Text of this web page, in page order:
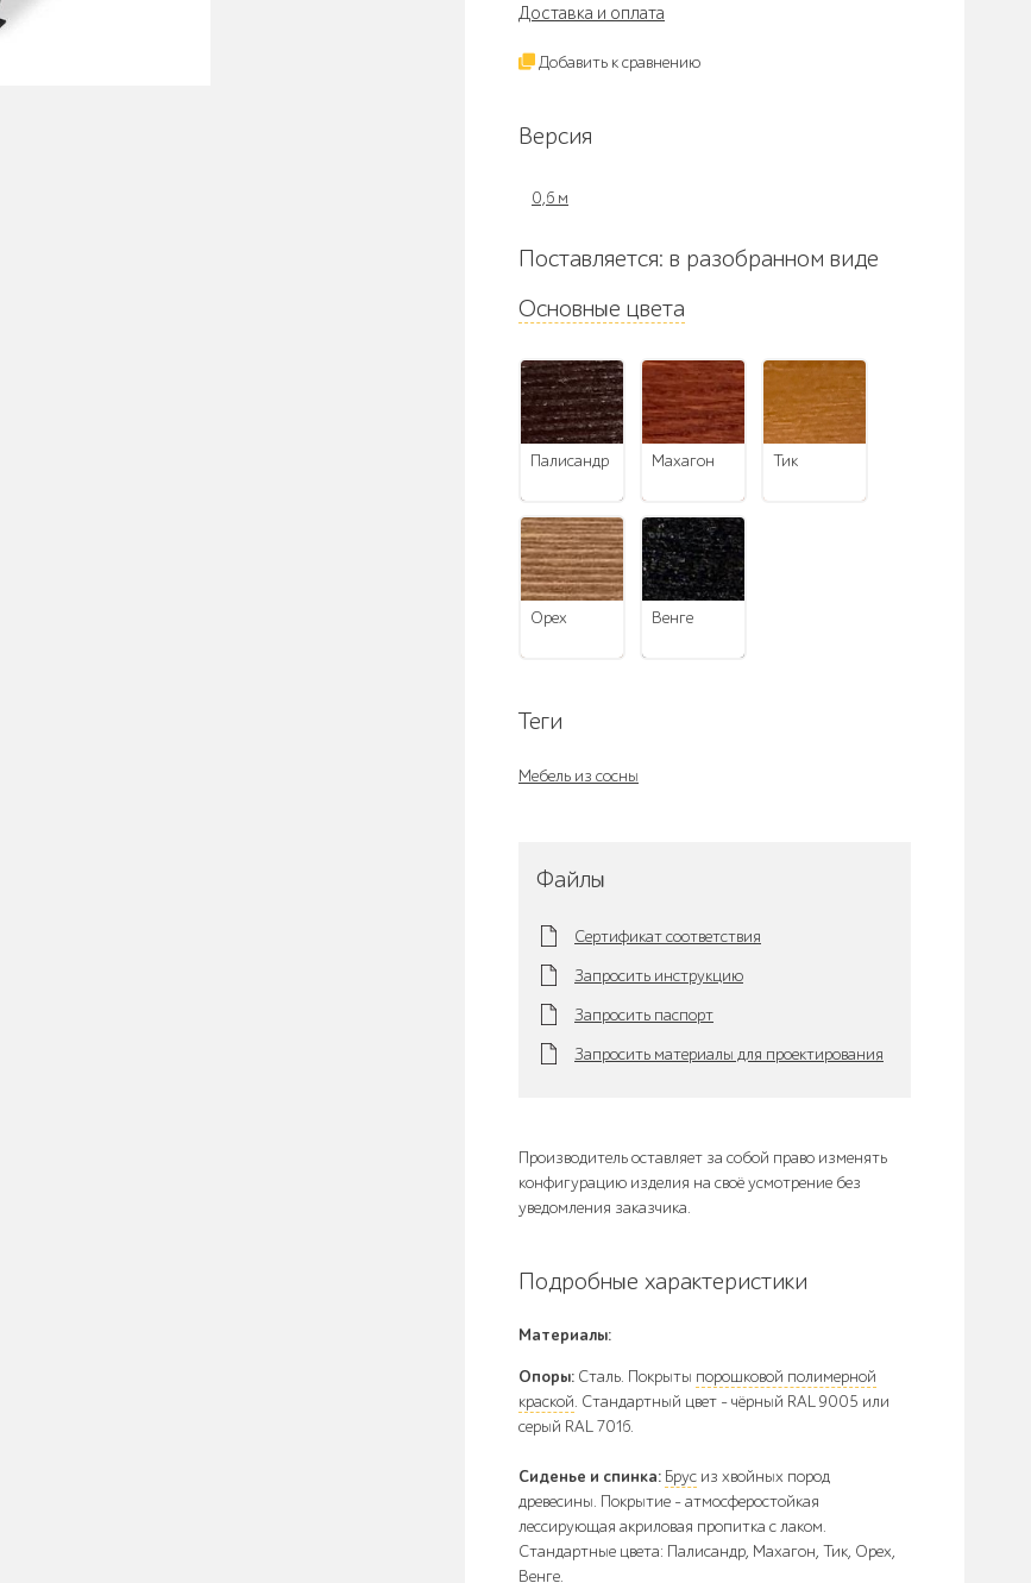
Доставка и оплата
Добавить к сравнению
Версия
0,6 м
Поставляется: в разобранном виде
Основные цвета
палисандр махагон тик
орех венге
Теги
Мебель из сосны
Файлы
Сертификат соответствия
Запросить инструкцию
Запросить паспорт
Запросить материалы для проектирования
Производитель оставляет за собой право изменять
конфигурацию изделия на своё усмотрение без
уведомления заказчика.
Подробные характеристики
Материалы:
Опоры: Сталь. Покрыты порошковой полимерной
краской. Стандартный цвет – чёрный RAL 9005 или
серый RAL 7016.
Сиденье и спинка: Брус из хвойных пород
древесины. Покрытие - атмосферостойкая
лессирующая акриловая пропитка с лаком.
Стандартные цвета: Палисандр, Махагон, Тик, Орех,
Венге.